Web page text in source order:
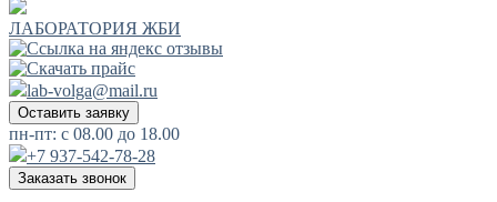
ЛАБОРАТОРИЯ ЖБИ
lab-volga@mail.ru
Оставить заявку
пн-пт: с 08.00 до 18.00
+7 937-542-78-28
Заказать звонок